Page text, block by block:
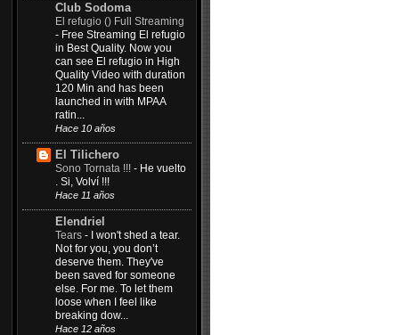
Club Sodoma
El refugio () Full Streaming
- Free Streaming El refugio
in Best Quality. Now you
can see El refugio in High
Quality Video with duration
120 Min and has been
launched in with MPAA
ratin...
Hace 10 años
El Tilichero
Sono Tornata !!! - He vuelto
. Si, Volví !!!
Hace 11 años
Elendriel
Tears - I won't shed a tear.
Not for you, you don’t
deserve them. They've
been saved for someone
else. For me. To let them
loose when I feel like
breaking dow...
Hace 12 años